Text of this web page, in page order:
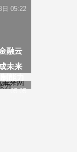
融云
日 05:22
未来
05:05